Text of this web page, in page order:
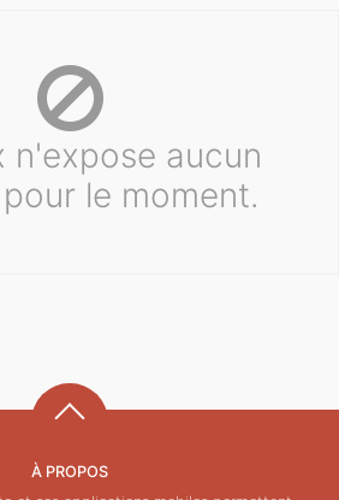
n'expose aucun
le moment.
À PROPOS